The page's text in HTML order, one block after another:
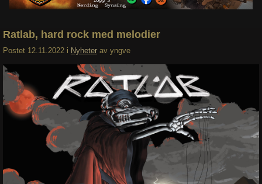
Søk
Ratlab, hard rock med melodier
Postet 12.11.2022 i Nyheter av yngve